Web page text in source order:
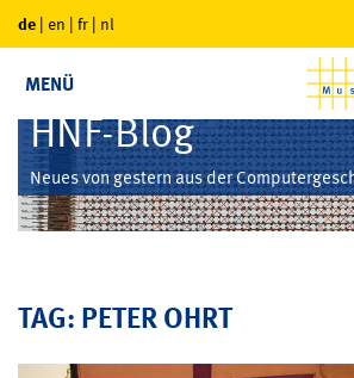
de | en | fr | nl
MENÜ
HNF-Blog
Neues von gestern aus der
TAG: PETER OHRT